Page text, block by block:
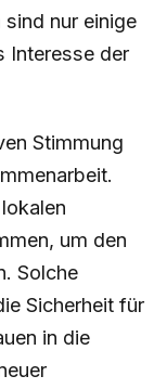
nur einige
Interesse der
Stimmung
um den
Solche
Sicherheit für
in die